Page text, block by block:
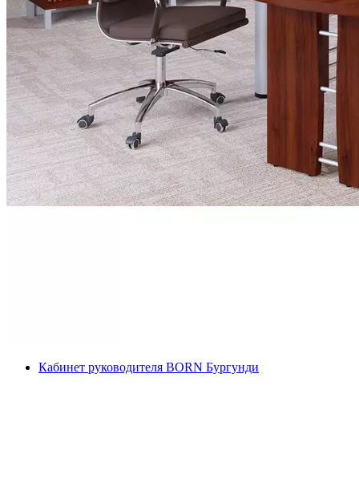
Кабинет руководителя BORN Бургунди